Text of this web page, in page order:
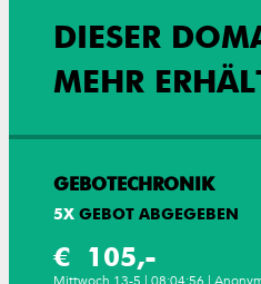
DIESER
MEHR
GEBOTECHRONIK
5X GEBOT ABGEGEBEN
€ 105,-
Mittwoch 13-5 | 08:04:56 |